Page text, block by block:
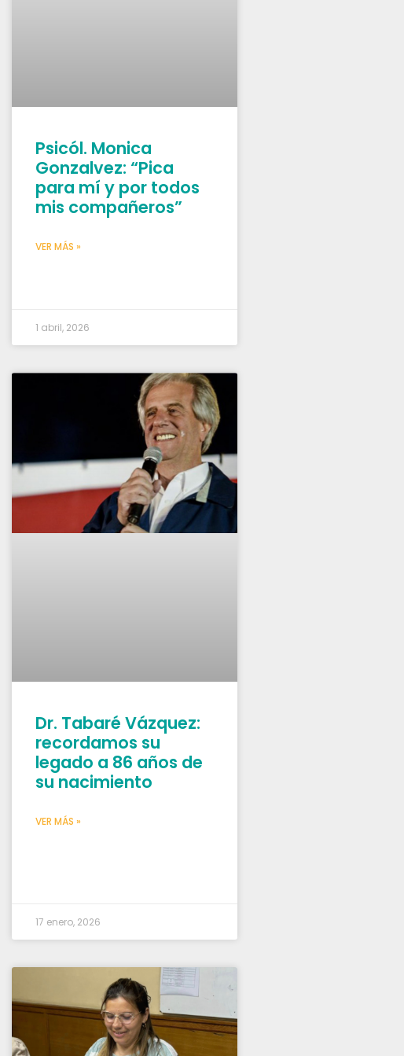
Psicól. Monica
Gonzalvez: “Pica
para mí y por todos
mis compañeros”
VER MÁS »
1 abril, 2026
Dr. Tabaré Vázquez:
recordamos su
legado a 86 años de
su nacimiento
VER MÁS »
17 enero, 2026